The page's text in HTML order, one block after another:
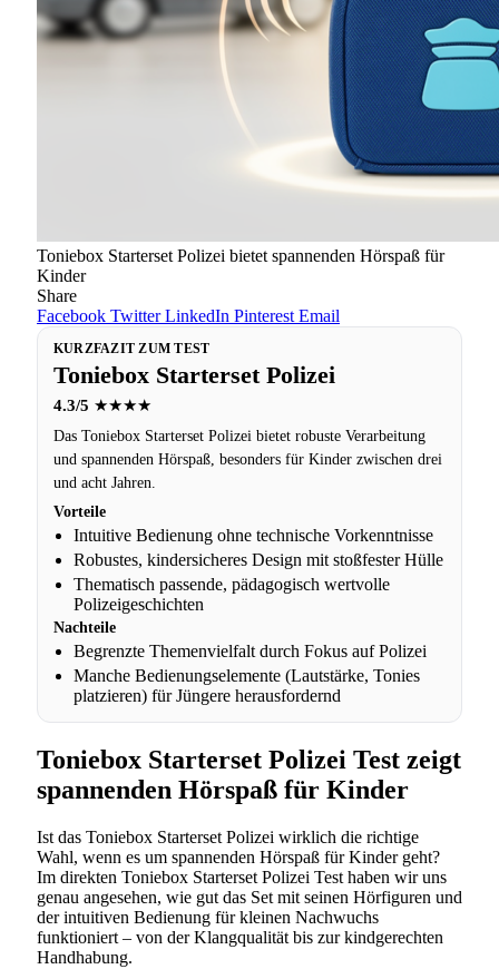
Toniebox Starterset Polizei bietet spannenden Hörspaß für
Kinder
Share
Facebook Twitter LinkedIn Pinterest Email
KURZFAZIT ZUM TEST
Toniebox Starterset Polizei
4.3/5 ★★★★
Das Toniebox Starterset Polizei bietet robuste Verarbeitung
und spannenden Hörspaß, besonders für Kinder zwischen drei
und acht Jahren.
Vorteile
Intuitive Bedienung ohne technische Vorkenntnisse
Robustes, kindersicheres Design mit stoßfester Hülle
Thematisch passende, pädagogisch wertvolle
Polizeigeschichten
Nachteile
Begrenzte Themenvielfalt durch Fokus auf Polizei
Manche Bedienungselemente (Lautstärke, Tonies
platzieren) für Jüngere herausfordernd
Toniebox Starterset Polizei Test zeigt
spannenden Hörspaß für Kinder
Ist das Toniebox Starterset Polizei wirklich die richtige
Wahl, wenn es um spannenden Hörspaß für Kinder geht?
Im direkten Toniebox Starterset Polizei Test haben wir uns
genau angesehen, wie gut das Set mit seinen Hörfiguren und
der intuitiven Bedienung für kleinen Nachwuchs
funktioniert – von der Klangqualität bis zur kindgerechten
Handhabung.